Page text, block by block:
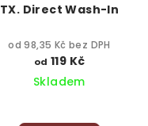
TX. Direct Wash-In
od 98,35 Kč bez DPH
od 119 Kč
Skladem